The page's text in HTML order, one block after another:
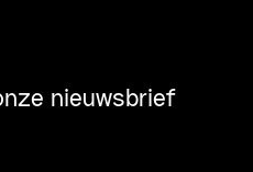
nieuwsbrief